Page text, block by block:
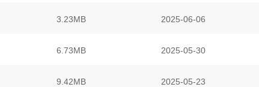
3.23MB 2025-06-06
6.73MB 2025-05-30
9.42MB 2025-05-23